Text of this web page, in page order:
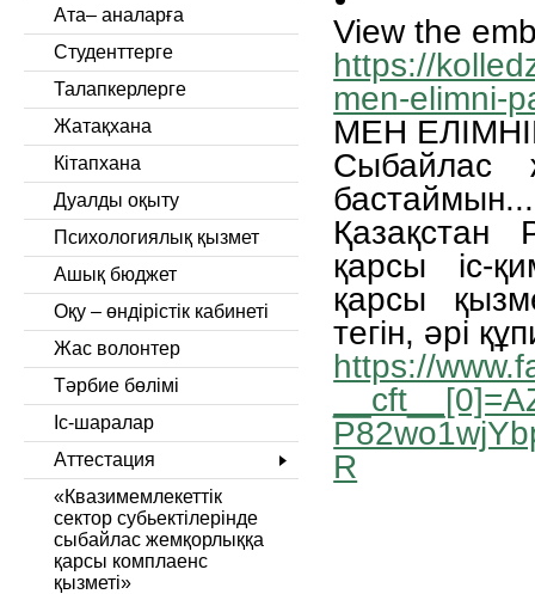
Ата– аналарға
Студенттерге
Талапкерлерге
Жатақхана
Кітапхана
Дуалды оқыту
Психологиялық қызмет
Ашық бюджет
Оқу – өндірістік кабинеті
Жас волонтер
Тәрбие бөлімі
Іс-шаралар
Аттестация
«Квазимемлекеттік
сектор субьектілерінде
сыбайлас жемқорлыққа
қарсы комплаенс
қызметі»
View the
https://
men-elimni-
МЕН
Сыбайлас
бастаймын...
Қазақстан
қарсы іс-
қарсы
тегін, әрі
https://
R